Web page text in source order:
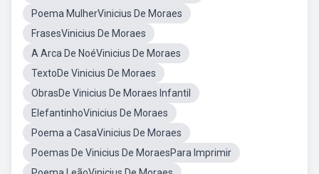
Poema MulherVinicius De Moraes
FrasesVinicius De Moraes
A Arca De NoéVinicius De Moraes
TextoDe Vinicius De Moraes
ObrasDe Vinicius De Moraes Infantil
ElefantinhoVinicius De Moraes
Poema a CasaVinicius De Moraes
Poemas De Vinicius De MoraesPara Imprimir